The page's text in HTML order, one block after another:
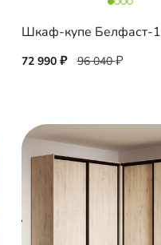
Шкаф-купе Белфаст-1
72 990 96 040